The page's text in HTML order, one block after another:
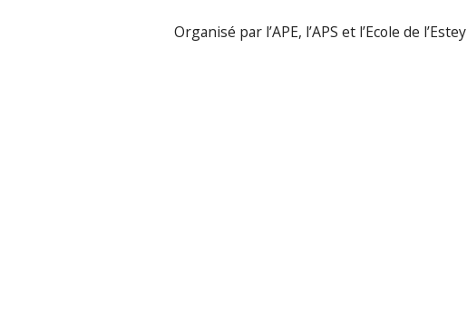
Organisé par l’APE, l’APS et l’Ecole de l’Estey